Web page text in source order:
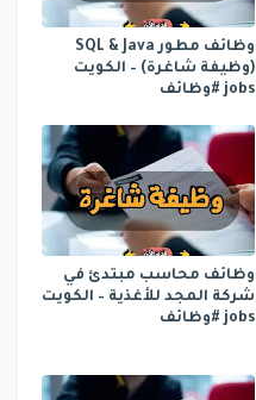
وظائف مطور SQL & Java
(وظيفة شاغرة) – الكويت
jobs #وظائف
وظائف محاسب مبتدئ في
شركة المجد للأغذية – الكويت
jobs #وظائف